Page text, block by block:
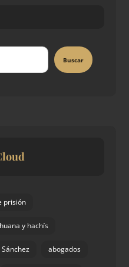
Buscar
prisión
y hachís
abogados